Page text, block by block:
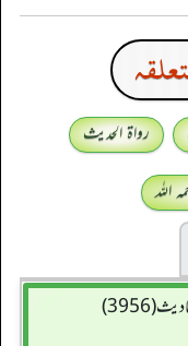
رواۃ الحدیث
اللہ
(3956)